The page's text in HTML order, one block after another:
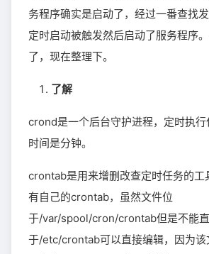
务程序确实是启动了，经过一番查找
定时启动被触发然后启动了服务程序
了，现在整理下。
了解
crond是一个后台守护进程，定时执行
时间是分钟。
crontab是用来增删改查定时任务的工
有自己的crontab，虽然文件位
于/var/spool/cron/crontab但是不能
于/etc/crontab可以直接编辑，因为